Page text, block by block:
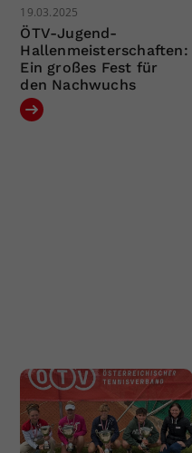
19.03.2025
ÖTV-Jugend-
Hallenmeisterschaften:
Ein großes Fest für
den Nachwuchs